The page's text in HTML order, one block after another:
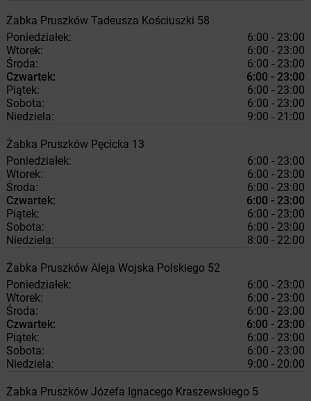
Żabka Pruszków Tadeusza Kościuszki 58
Poniedziałek:
6:00 - 23:00
Wtorek:
6:00 - 23:00
Środa:
6:00 - 23:00
Czwartek:
6:00 - 23:00
Piątek:
6:00 - 23:00
Sobota:
6:00 - 23:00
Niedziela:
9:00 - 21:00
Żabka Pruszków Pęcicka 13
Poniedziałek:
6:00 - 23:00
Wtorek:
6:00 - 23:00
Środa:
6:00 - 23:00
Czwartek:
6:00 - 23:00
Piątek:
6:00 - 23:00
Sobota:
6:00 - 23:00
Niedziela:
8:00 - 22:00
Żabka Pruszków Aleja Wojska Polskiego 52
Poniedziałek:
6:00 - 23:00
Wtorek:
6:00 - 23:00
Środa:
6:00 - 23:00
Czwartek:
6:00 - 23:00
Piątek:
6:00 - 23:00
Sobota:
6:00 - 23:00
Niedziela:
9:00 - 20:00
Żabka Pruszków Józefa Ignacego Kraszewskiego 5